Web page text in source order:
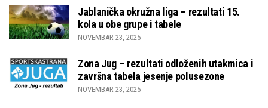
Jablanička okružna liga – rezultati 15.
kola u obe grupe i tabele
NOVEMBAR 23, 2025
Zona Jug – rezultati odloženih utakmica i
završna tabela jesenje polusezone
NOVEMBAR 23, 2025